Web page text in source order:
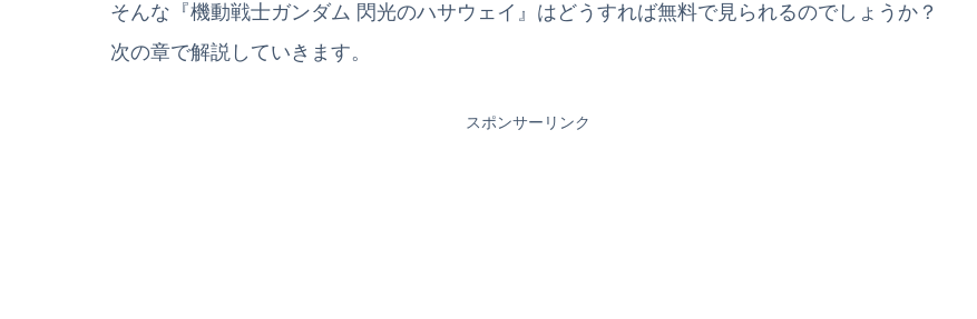
そんな『機動戦士ガンダム 閃光のハサウェイ』はどうすれば無料で見られるのでしょうか？
次の章で解説していきます。
スポンサーリンク